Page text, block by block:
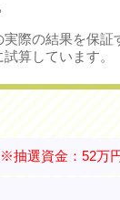
際の結果を保証
算しています。
※抽選資金：52万